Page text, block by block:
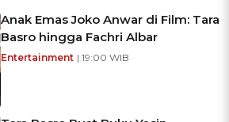
Anak Emas Joko Anwar di Film: Tara
Basro hingga Fachri Albar
Entertainment | 19:00 WIB